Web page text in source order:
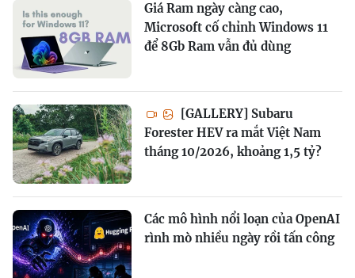
Giá Ram ngày càng cao,
Microsoft cố chỉnh Windows 11
để 8Gb Ram vẫn đủ dùng
[GALLERY] Subaru
Forester HEV ra mắt Việt Nam
tháng 10/2026, khoảng 1,5 tỷ?
Các mô hình nổi loạn của OpenAI
rình mò nhiều ngày rồi tấn công